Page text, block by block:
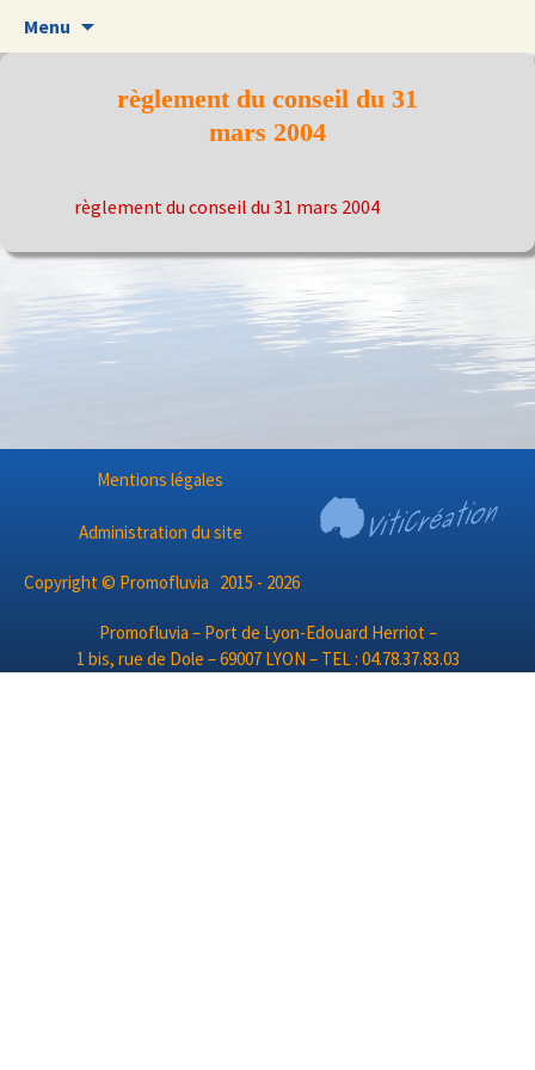
Menu
règlement du conseil du 31
mars 2004
règlement du conseil du 31 mars 2004
Mentions légales
Administration du site
Copyright © Promofluvia 2015 - 2026
Promofluvia – Port de Lyon-Edouard Herriot –
1 bis, rue de Dole – 69007 LYON – TEL : 04.78.37.83.03